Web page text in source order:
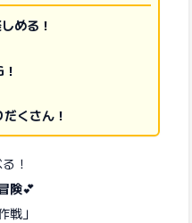
める！
くさん！
！
険💕
戦」